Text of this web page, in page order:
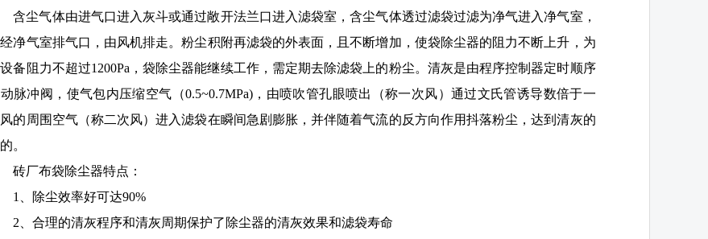
含尘气体由进气口进入灰斗或通过敞开法兰口进入滤袋室，含尘气体透过滤袋过滤为净气进入净气室，
净气室排气口，由风机排走。粉尘积附再滤袋的外表面，且不断增加，使袋除尘器的阻力不断上升，为
备阻力不超过1200Pa，袋除尘器能继续工作，需定期去除滤袋上的粉尘。清灰是由程序控制器定时顺序
动脉冲阀，使气包内压缩空气（0.5~0.7MPa)，由喷吹管孔眼喷出（称一次风）通过文氏管诱导数倍于一
的周围空气（称二次风）进入滤袋在瞬间急剧膨胀，并伴随着气流的反方向作用抖落粉尘，达到清灰的
。
砖厂布袋除尘器特点：
1、除尘效率好可达90%
2、合理的清灰程序和清灰周期保护了除尘器的清灰效果和滤袋寿命